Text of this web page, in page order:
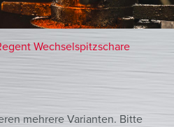
Wechselspitzschare
mehrere Varianten. Bitte